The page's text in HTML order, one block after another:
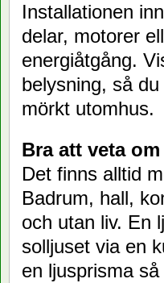
Installationen
delar, motorer
energiåtgång.
belysning, så
mörkt utomhus.
Bra att veta
Det finns alltid
Badrum, hall,
och utan liv. En
solljuset via en
en ljusprisma